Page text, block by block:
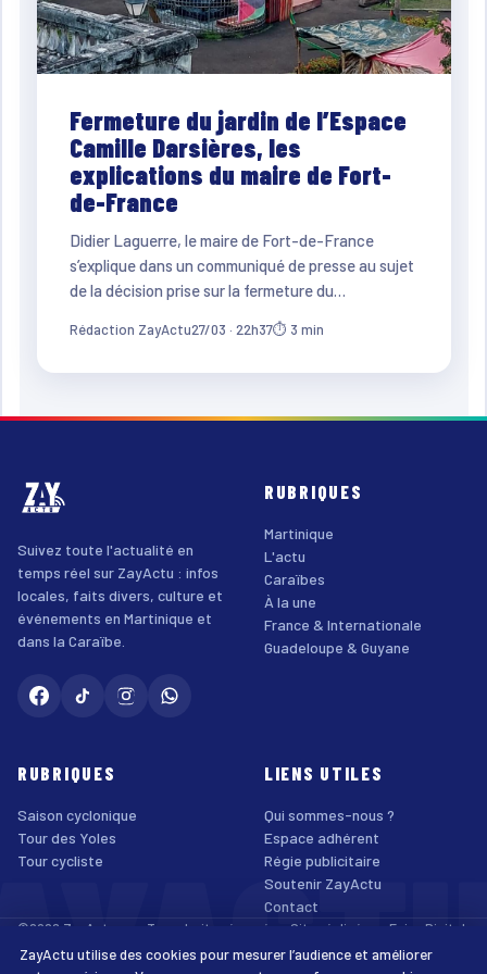
Fermeture du jardin de l’Espace
Camille Darsières, les
explications du maire de Fort-
de-France
Didier Laguerre, le maire de Fort-de-France
s’explique dans un communiqué de presse au sujet
de la décision prise sur la fermeture du…
Rédaction ZayActu27/03 · 22h37⏱ 3 min
Suivez toute l'actualité en
temps réel sur ZayActu : infos
locales, faits divers, culture et
événements en Martinique et
dans la Caraïbe.
RUBRIQUES
Martinique
L'actu
Caraïbes
À la une
France & Internationale
Guadeloupe & Guyane
RUBRIQUES
Saison cyclonique
Tour des Yoles
Tour cycliste
LIENS UTILES
Qui sommes-nous ?
Espace adhérent
Régie publicitaire
Soutenir ZayActu
Contact
©2026 ZayActu.org. Tous droits réservés. · Site réalisé par Enjoy Digital
Agency
Mentions légales
Confidentialité Cookies Accessibilité
ZayActu utilise des cookies pour mesurer l’audience et améliorer